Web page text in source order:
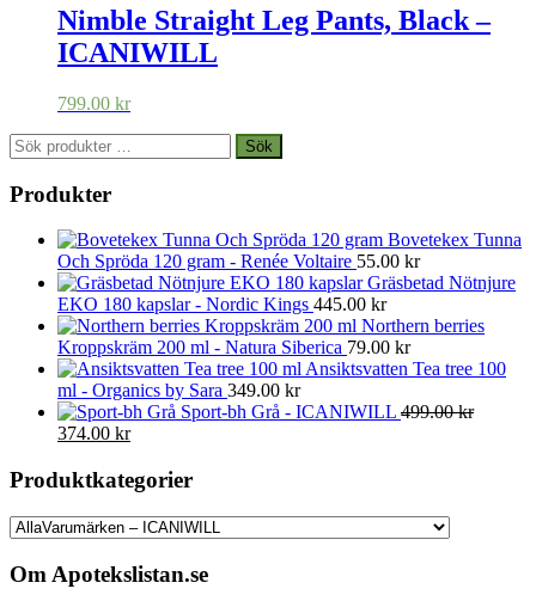
var:
699.00 kr.
är:
524.00 kr.
Nimble Straight Leg Pants, Black –
ICANIWILL
799.00 kr
Sök
efter:
Sök
Produkter
Bovetekex Tunna
Och Spröda 120 gram - Renée Voltaire 55.00 kr
Gräsbetad Nötnjure
EKO 180 kapslar - Nordic Kings 445.00 kr
Northern berries
Kroppskräm 200 ml - Natura Siberica 79.00 kr
Ansiktsvatten Tea tree 100
ml - Organics by Sara 349.00 kr
Sport-bh Grå - ICANIWILL 499.00kr
Det
priset
499.00 kr.
374.00 krDet
priset
är:
374.00 kr.
Produktkategorier
Om Apotekslistan.se